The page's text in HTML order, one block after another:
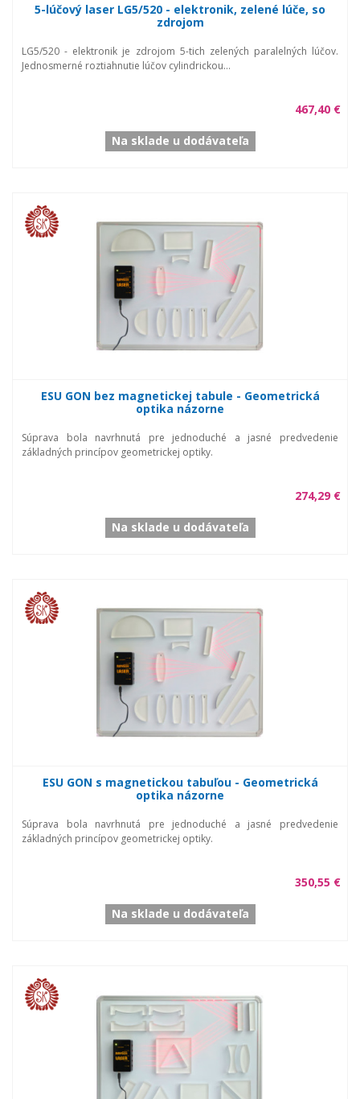
5-lúčový laser LG5/520 - elektronik, zelené lúče, so
zdrojom
LG5/520 - elektronik je zdrojom 5-tich zelených paralelných lúčov.
Jednosmerné roztiahnutie lúčov cylindrickou...
467,40 €
Na sklade u dodávateľa
ESU GON bez magnetickej tabule - Geometrická
optika názorne
Súprava bola navrhnutá pre jednoduché a jasné predvedenie
základných princípov geometrickej optiky.
274,29 €
Na sklade u dodávateľa
ESU GON s magnetickou tabuľou - Geometrická
optika názorne
Súprava bola navrhnutá pre jednoduché a jasné predvedenie
základných princípov geometrickej optiky.
350,55 €
Na sklade u dodávateľa